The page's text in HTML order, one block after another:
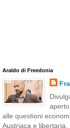
Araldo di Freedonia
alle questioni
Austriaca e